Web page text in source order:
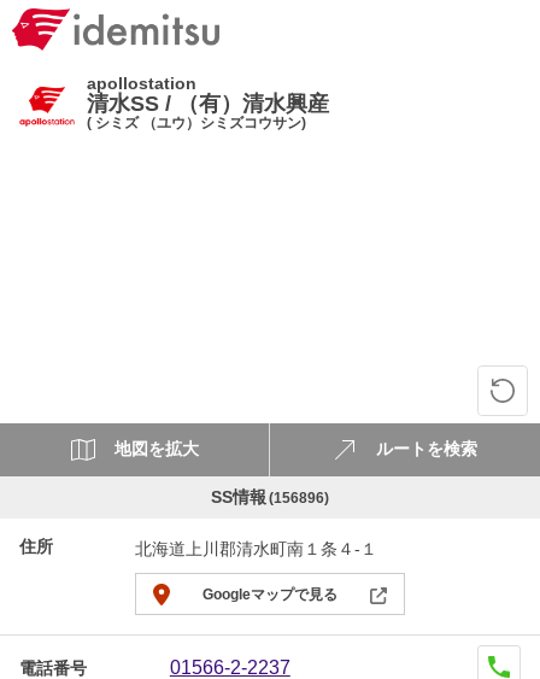
apollostation
清水SS / （有）清水興産
( シミズ （ユウ）シミズコウサン)
SS情報 (156896)
住所 北海道上川郡清水町南１条４-１
Googleマップで見る
電話番号 01566-2-2237
地図を拡大 ルートを検索